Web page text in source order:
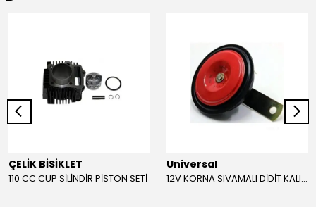
ÇELİK BİSİKLET
110 CC CUP SİLİNDİR PİSTON SETİ
Universal
12V KORNA SIVAMALI DİDİT KALIN SESLİ (KIRMIZI)